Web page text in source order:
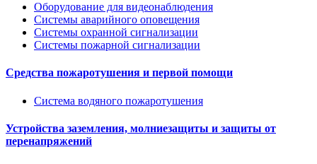
Оборудование для видеонаблюдения
Системы аварийного оповещения
Системы охранной сигнализации
Системы пожарной сигнализации
Средства пожаротушения и первой помощи
Система водяного пожаротушения
Устройства заземления, молниезащиты и защиты от
перенапряжений